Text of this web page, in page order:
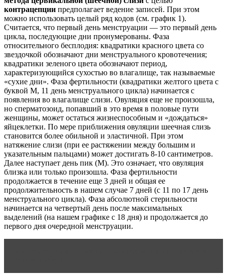
контрацепции предполагает ведение записей. При этом
можно использовать целый ряд кодов (см. график 1).
Считается, что первый день менструации — это первый день
цикла, последующие дни пронумерованы. Фаза
относительного бесплодия: квадратики красного цвета со
звездочкой обозначают дни менструального кровотечения;
квадратики зеленого цвета обозначают период,
характеризующийся сухостью во влагалище, так называемые
«сухие дни». Фаза фертильности (квадратики желтого цвета с
буквой М, 11 день менструального цикла) начинается с
появления во влагалище слизи. Овуляция еще не произошла,
но сперматозоид, попавший в это время в половые пути
женщины, может остаться жизнеспособным и «дождаться»
яйцеклетки. По мере приближения овуляции шеечная слизь
становится более обильной и эластичной. При этом
натяжение слизи (при ее растяжении между большим и
указательным пальцами) может достигать 8-10 сантиметров.
Далее наступает день пик (М). Это означает, что овуляция
близка или только произошла. Фаза фертильности
продолжается в течение еще 3 дней и общая ее
продолжительность в нашем случае 7 дней (с 11 по 17 день
менструального цикла). Фаза абсолютной стерильности
начинается на четвертый день после максимальных
выделений (на нашем графике с 18 дня) и продолжается до
первого дня очередной менструации.